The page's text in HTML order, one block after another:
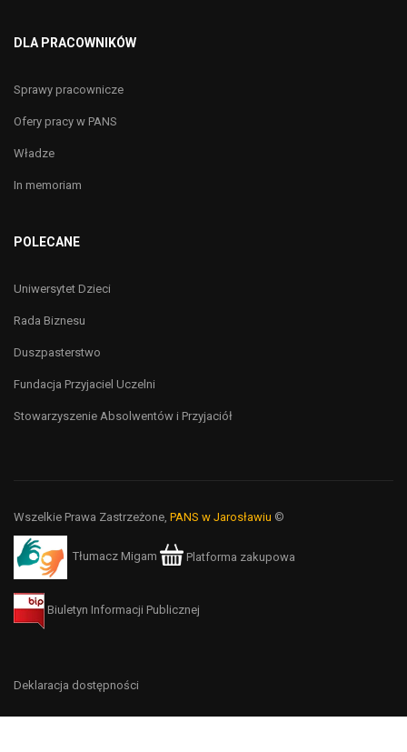
DLA PRACOWNIKÓW
Sprawy pracownicze
Ofery pracy w PANS
Władze
In memoriam
POLECANE
Uniwersytet Dzieci
Rada Biznesu
Duszpasterstwo
Fundacja Przyjaciel Uczelni
Stowarzyszenie Absolwentów i Przyjaciół
Wszelkie Prawa Zastrzeżone, PANS w Jarosławiu ©
Tłumacz Migam Platforma zakupowa
Biuletyn Informacji Publicznej
Deklaracja dostępności